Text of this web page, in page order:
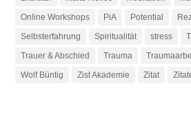
Online Workshops
PiA Potential
Selbsterfahrung
Spiritualität stress
Trauer & Abschied
Trauma
Wolf Büntig
Zist Akademie Zitat